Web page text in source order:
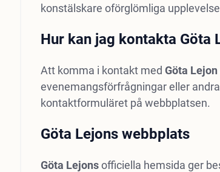
konstälskare oförglömliga
Hur kan jag kontakta Göta
Att komma i kontakt med Göta Lejon
evenemangsförfrågningar eller
kontaktformuläret på webbplatsen.
Göta Lejons webbplats
Göta Lejonsofficiella hemsida ger